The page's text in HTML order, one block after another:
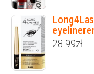
28.99zł